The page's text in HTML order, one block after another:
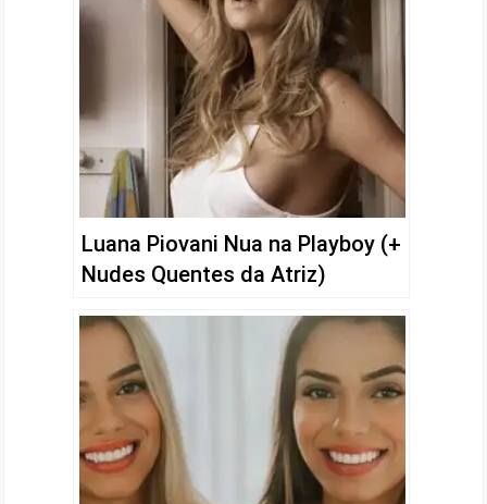
Luana Piovani Nua na Playboy (+
Nudes Quentes da Atriz)